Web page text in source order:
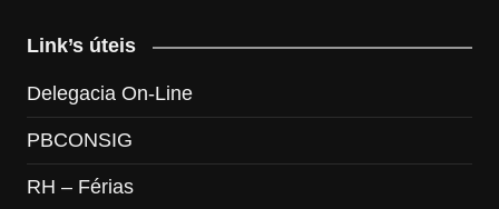
Link’s úteis
Delegacia On-Line
PBCONSIG
RH – Férias